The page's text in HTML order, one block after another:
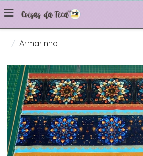
Armarinho